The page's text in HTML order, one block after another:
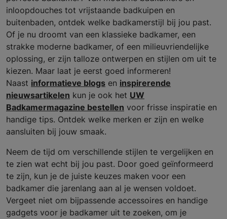
inloopdouches tot vrijstaande badkuipen en
buitenbaden, ontdek welke badkamerstijl bij jou past.
Of je nu droomt van een klassieke badkamer, een
strakke moderne badkamer, of een milieuvriendelijke
oplossing, er zijn talloze ontwerpen en stijlen om uit te
kiezen. Maar laat je eerst goed informeren!
Naast informatieve blogs en inspirerende
nieuwsartikelen kun je ook het UW
Badkamermagazine bestellen voor frisse inspiratie en
handige tips. Ontdek welke merken er zijn en welke
aansluiten bij jouw smaak.
Neem de tijd om verschillende stijlen te vergelijken en
te zien wat echt bij jou past. Door goed geïnformeerd
te zijn, kun je de juiste keuzes maken voor een
badkamer die jarenlang aan al je wensen voldoet.
Vergeet niet om bijpassende accessoires en handige
gadgets voor je badkamer uit te zoeken, om je